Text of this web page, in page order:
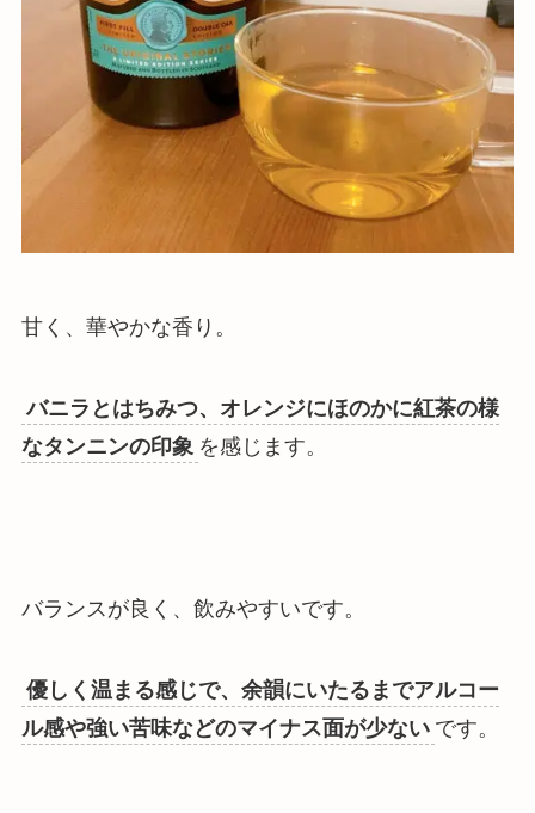
甘く、華やかな香り。
バニラとはちみつ、オレンジにほのかに紅茶の様
なタンニンの印象 を感じます。
バランスが良く、飲みやすいです。
優しく温まる感じで、余韻にいたるまでアルコー
ル感や強い苦味などのマイナス面が少ない です。